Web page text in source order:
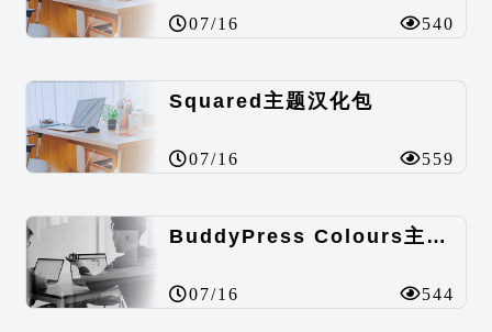
07/16 540
Squared主题汉化包
07/16 559
BuddyPress Colours主题汉化包
07/16 544